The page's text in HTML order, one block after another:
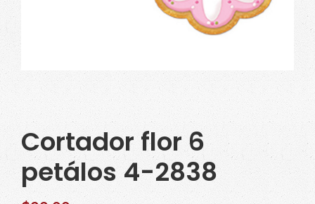
Cortador flor 6
petálos 4-2838